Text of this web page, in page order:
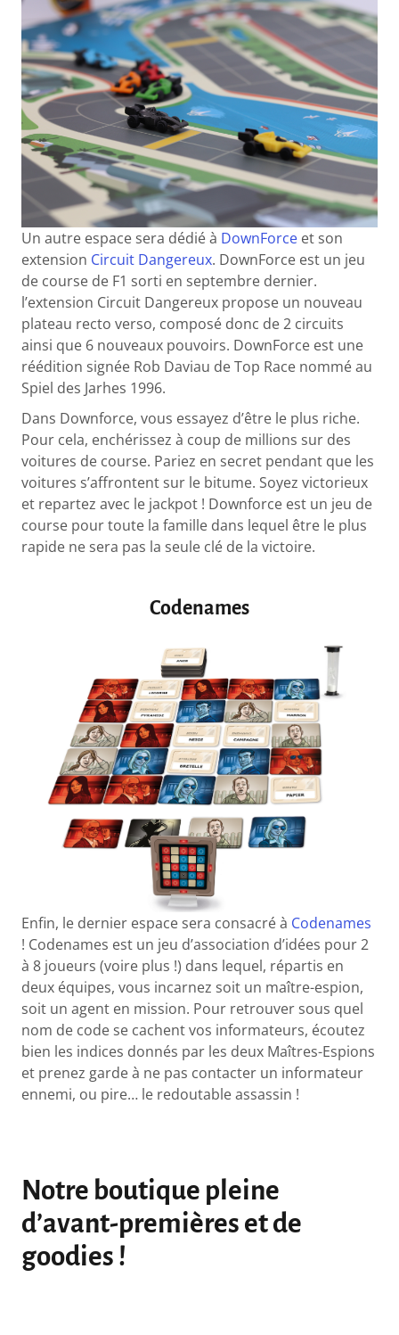
Un autre espace sera dédié à DownForce et son
extension Circuit Dangereux. DownForce est un jeu
de course de F1 sorti en septembre dernier.
l’extension Circuit Dangereux propose un nouveau
plateau recto verso, composé donc de 2 circuits
ainsi que 6 nouveaux pouvoirs. DownForce est une
réédition signée Rob Daviau de Top Race nommé au
Spiel des Jarhes 1996.
Dans Downforce, vous essayez d’être le plus riche.
Pour cela, enchérissez à coup de millions sur des
voitures de course. Pariez en secret pendant que les
voitures s’affrontent sur le bitume. Soyez victorieux
et repartez avec le jackpot ! Downforce est un jeu de
course pour toute la famille dans lequel être le plus
rapide ne sera pas la seule clé de la victoire.
Codenames
Enfin, le dernier espace sera consacré à Codenames
! Codenames est un jeu d’association d’idées pour 2
à 8 joueurs (voire plus !) dans lequel, répartis en
deux équipes, vous incarnez soit un maître-espion,
soit un agent en mission. Pour retrouver sous quel
nom de code se cachent vos informateurs, écoutez
bien les indices donnés par les deux Maîtres-Espions
et prenez garde à ne pas contacter un informateur
ennemi, ou pire… le redoutable assassin !
Notre boutique pleine
d’avant-premières et de
goodies !